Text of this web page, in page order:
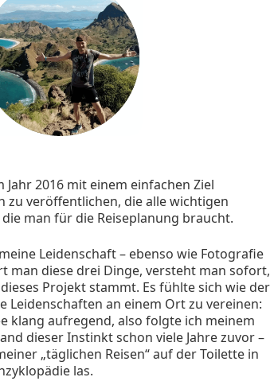
2016 mit einem einfachen Ziel
zu veröffentlichen, die alle wichtigen
man für die Reiseplanung braucht.
Leidenschaft – ebenso wie Fotografie
man diese drei Dinge, versteht man sofort,
Projekt stammt. Es fühlte sich wie der
Leidenschaften an einem Ort zu vereinen:
klang aufregend, also folgte ich meinem
dieser Instinkt schon viele Jahre zuvor –
„täglichen Reisen“ auf der Toilette in
las.